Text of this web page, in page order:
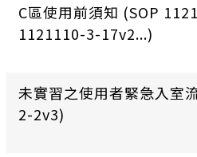
C區使用前須知 (SOP
1121110-3-17v2...)
未實習之使用者緊急入室
2-2v3)